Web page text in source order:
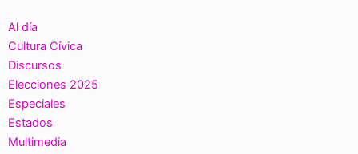
Al día
Cultura Cívica
Discursos
Elecciones 2025
Especiales
Estados
Multimedia